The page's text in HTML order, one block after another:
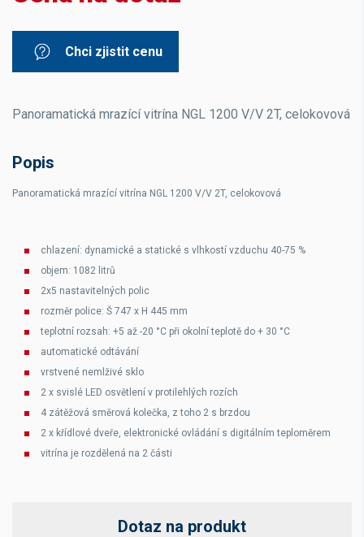
Chci zjistit cenu
Panoramatická mrazící vitrína NGL 1200 V/V 2T, celokovová
Popis
Panoramatická mrazící vitrína NGL 1200 V/V 2T, celokovová
chlazení: dynamické a statické s vlhkostí vzduchu 40-75 %
objem: 1082 litrů
2x5 nastavitelných polic
rozměr police: Š 747 x H 445 mm
teplotní rozsah: +5 až -20 °C při okolní teplotě do + 30 °C
automatické odtávání
vrstvené nemlživé sklo
2 x svislé LED osvětlení v protilehlých rozích
4 zátěžová směrová kolečka, z toho 2 s brzdou
2 x křídlové dveře, elektronické ovládání s digitálním teploměrem
vitrína je rozdělená na 2 části
Dotaz na produkt